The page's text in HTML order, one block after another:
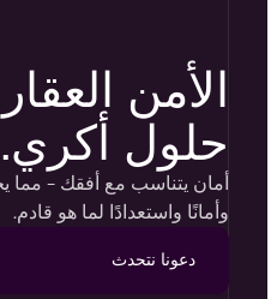
الأمن
حلول أكري.
أمان يتناسب مع أفقك - مما
وأمانًا واستعدادًا لما هو قادم.
دعونا نتحدث